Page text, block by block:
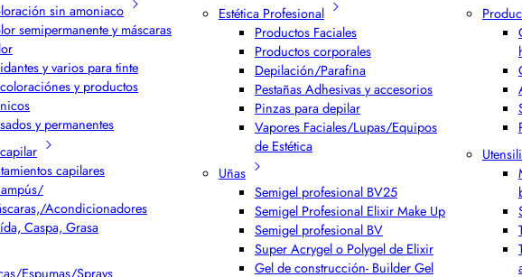
sin amoniaco
semipermanente y máscaras
y varios para tinte
y productos
y permanentes
capilares
Acondicionadores
Caspa, Grasa
Espumas/Sprays
Estética Profesional
Productos Faciales
Productos corporales
Depilación/Parafina
Pestañas Adhesivas y accesorios
Pinzas para depilar
Vapores Faciales/Lupas/Equipos
de Estética
Uñas
Semigel profesional BV25
Semigel Profesional Elixir Make Up
Semigel profesional BV
Super Acrygel o Polygel de Elixir
Gel de construcción- Builder Gel